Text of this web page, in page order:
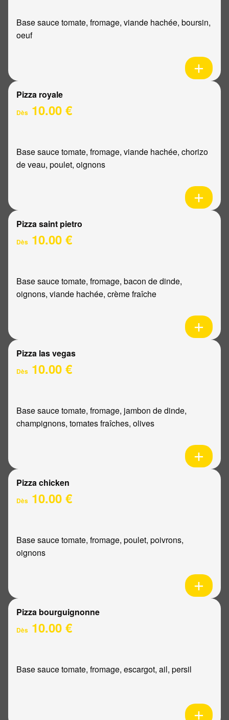
Base sauce tomate, fromage, viande hachée, boursin,
oeuf
Pizza royale
Dès 10.00 €
Base sauce tomate, fromage, viande hachée, chorizo
de veau, poulet, oignons
Pizza saint pietro
Dès 10.00 €
Base sauce tomate, fromage, bacon de dinde,
oignons, viande hachée, crème fraîche
Pizza las vegas
Dès 10.00 €
Base sauce tomate, fromage, jambon de dinde,
champignons, tomates fraîches, olives
Pizza chicken
Dès 10.00 €
Base sauce tomate, fromage, poulet, poivrons,
oignons
Pizza bourguignonne
Dès 10.00 €
Base sauce tomate, fromage, escargot, ail, persil